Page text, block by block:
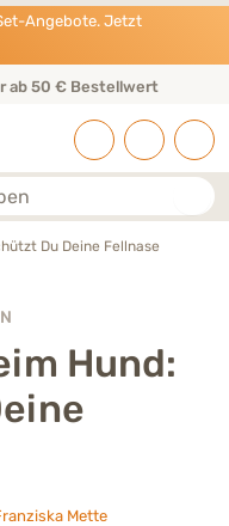
Angebote. Jetzt
ab 50 € Bestellwert
Du Deine Fellnase
Hund:
Mette